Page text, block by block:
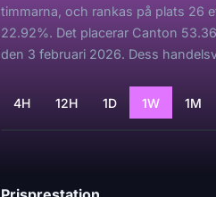
timmarna, och rankas på plats 26
22.92%. Det placerar Canton
den 3 februari 2026. Dess
4H 12H 1D 1W 1M